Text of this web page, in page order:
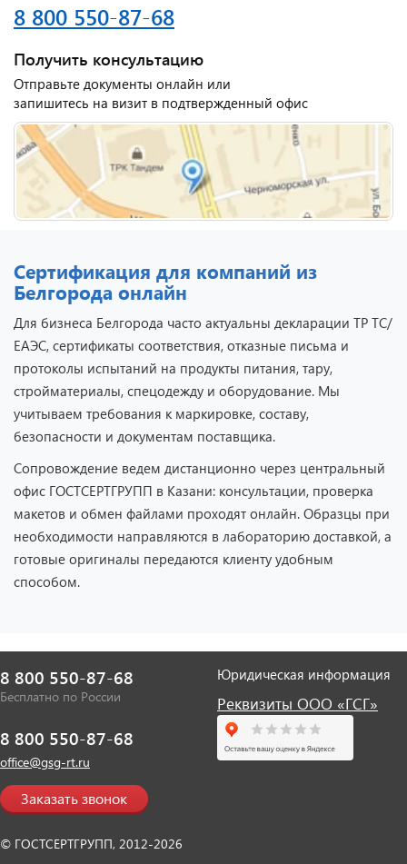
8 800 550-87-68
Получить консультацию
Отправьте документы онлайн или
запишитесь на визит в подтвержденный офис
Сертификация для компаний из
Белгорода онлайн
Для бизнеса Белгорода часто актуальны декларации ТР ТС/
ЕАЭС, сертификаты соответствия, отказные письма и
протоколы испытаний на продукты питания, тару,
стройматериалы, спецодежду и оборудование. Мы
учитываем требования к маркировке, составу,
безопасности и документам поставщика.
Сопровождение ведем дистанционно через центральный
офис ГОСТСЕРТГРУПП в Казани: консультации, проверка
макетов и обмен файлами проходят онлайн. Образцы при
необходимости направляются в лабораторию доставкой, а
готовые оригиналы передаются клиенту удобным
способом.
8 800 550-87-68
Бесплатно по России
8 800 550-87-68
office@gsg-rt.ru
Заказать звонок
© ГОСТСЕРТГРУПП, 2012-2026
Юридическая информация
Реквизиты ООО «ГСГ»